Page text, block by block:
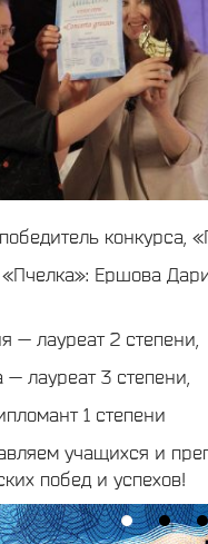
конкурса,
Ершова
— лауреат 2 степени,
лауреат 3 степени,
1 степени
учащихся и
побед и успехов!